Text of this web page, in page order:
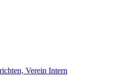
Verein Intern